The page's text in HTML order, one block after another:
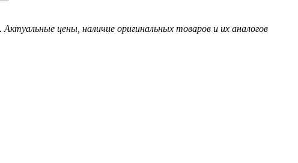
цены, наличие оригинальных товаров и их аналогов